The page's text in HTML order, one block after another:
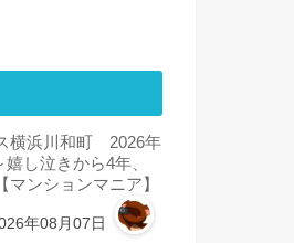
横浜川和町 2026年
し泣きから4年、
マンションマニア】
年08月07日